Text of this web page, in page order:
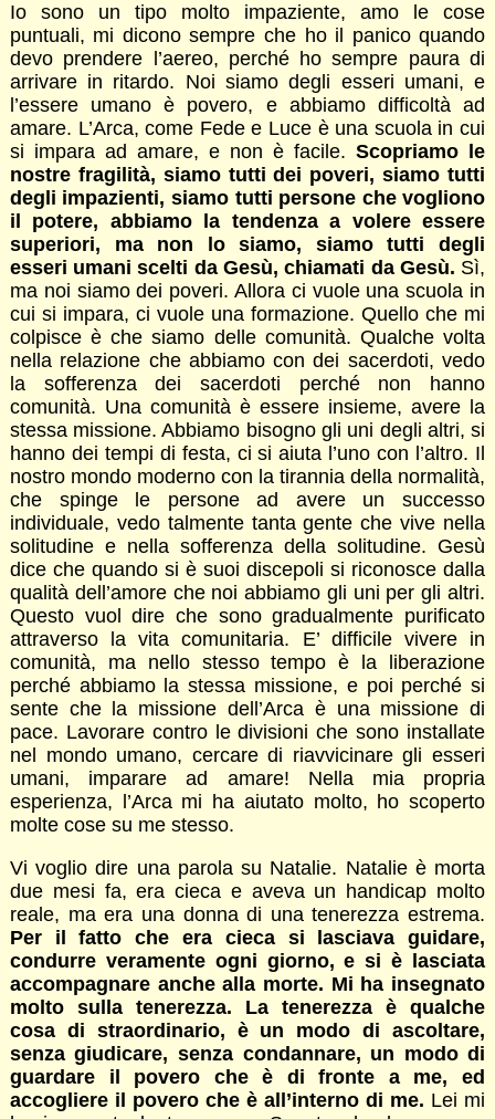
Io sono un tipo molto impaziente, amo le cose
puntuali, mi dicono sempre che ho il panico quando
devo prendere l’aereo, perché ho sempre paura di
arrivare in ritardo. Noi siamo degli esseri umani, e
l’essere umano è povero, e abbiamo difficoltà ad
amare. L’Arca, come Fede e Luce è una scuola in cui
si impara ad amare, e non è facile.Scopriamo le
nostre fragilità, siamo tutti dei poveri, siamo tutti
degli impazienti, siamo tutti persone che vogliono
il potere, abbiamo la tendenza a volere essere
superiori, ma non lo siamo, siamo tutti degli
esseri umani scelti da Gesù, chiamati da Gesù. Sì,
ma noi siamo dei poveri. Allora ci vuole una scuola in
cui si impara, ci vuole una formazione. Quello che mi
colpisce è che siamo delle comunità. Qualche volta
nella relazione che abbiamo con dei sacerdoti, vedo
la sofferenza dei sacerdoti perché non hanno
comunità. Una comunità è essere insieme, avere la
stessa missione. Abbiamo bisogno gli uni degli altri, si
hanno dei tempi di festa, ci si aiuta l’uno con l’altro. Il
nostro mondo moderno con la tirannia della normalità,
che spinge le persone ad avere un successo
individuale, vedo talmente tanta gente che vive nella
solitudine e nella sofferenza della solitudine. Gesù
dice che quando si è suoi discepoli si riconosce dalla
qualità dell’amore che noi abbiamo gli uni per gli altri.
Questo vuol dire che sono gradualmente purificato
attraverso la vita comunitaria. E’ difficile vivere in
comunità, ma nello stesso tempo è la liberazione
perché abbiamo la stessa missione, e poi perché si
sente che la missione dell’Arca è una missione di
pace. Lavorare contro le divisioni che sono installate
nel mondo umano, cercare di riavvicinare gli esseri
umani, imparare ad amare! Nella mia propria
esperienza, l’Arca mi ha aiutato molto, ho scoperto
molte cose su me stesso.
Vi voglio dire una parola su Natalie. Natalie è morta
due mesi fa, era cieca e aveva un handicap molto
reale, ma era una donna di una tenerezza estrema.
Per il fatto che era cieca si lasciava guidare,
condurre veramente ogni giorno, e si è lasciata
accompagnare anche alla morte. Mi ha insegnato
molto sulla tenerezza. La tenerezza è qualche
cosa di straordinario, è un modo di ascoltare,
senza giudicare, senza condannare, un modo di
guardare il povero che è di fronte a me, ed
accogliere il povero che è all’interno di me. Lei mi